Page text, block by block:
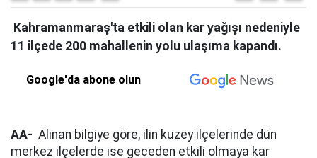
Kahramanmaraş'ta etkili olan kar yağışı nedeniyle
11 ilçede 200 mahallenin yolu ulaşıma kapandı.
Google'da abone olun
AA- Alınan bilgiye göre, ilin kuzey ilçelerinde dün
merkez ilçelerde ise geceden etkili olmaya kar